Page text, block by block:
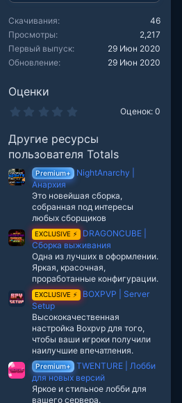
Скачивания
46
Просмотры
2,217
Первый выпуск
29 Июн 2020
Обновление
29 Июн 2020
Оценки
0
з
в
е
з
Оценок: 0
Другие ресурсы
пользователя Totals
Premium+
NightAnarchy |
Анархия
Это новейшая сборка,
собранная под интересы
любых сборщиков
EXCLUSIVE ⚡
DRAGONCUBE |
Сборка выживания
Одна из лучших в оформлении.
Яркая, красочная,
проработанные конфигурации.
EXCLUSIVE ⚡
BOXPVP | Server
Setup
Высококачественная
настройка Boxpvp для того,
чтобы ваши игроки получили
наилучшие впечатления.
Premium+
TWENTURE | Лобби
для новых версий
Яркое и стильное лобби для
вашего сервера.